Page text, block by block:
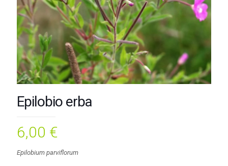
Epilobio erba
6,00 €
Epilobium parviflorum